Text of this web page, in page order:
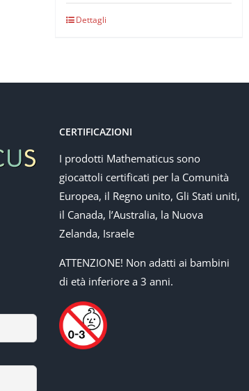
Dettagli
CERTIFICAZIONI
I prodotti Mathematicus sono
giocattoli certificati per la Comunità
Europea, il Regno unito, Gli Stati uniti,
il Canada, l’Australia, la Nuova
Zelanda, Israele
ATTENZIONE! Non adatti ai bambini
di età inferiore a 3 anni.